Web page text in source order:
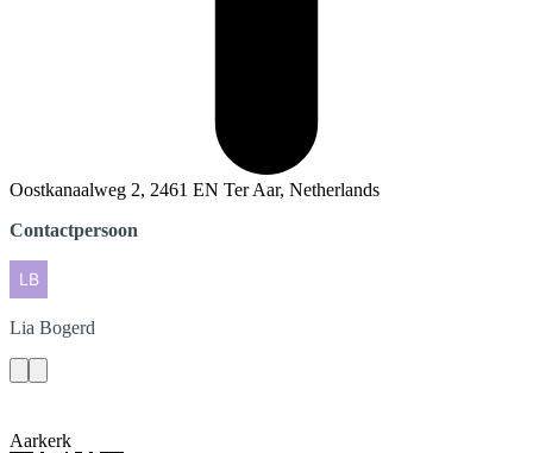
Oostkanaalweg 2, 2461 EN Ter Aar, Netherlands
Contactpersoon
Lia Bogerd
Aarkerk